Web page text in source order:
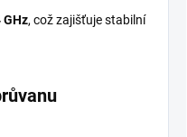
GHz, což zajišťuje stabilní